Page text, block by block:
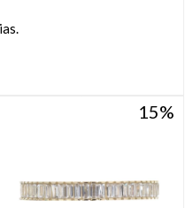
15